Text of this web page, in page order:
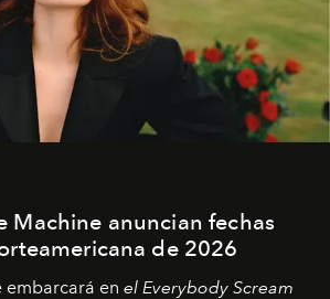
Machine anuncian fechas
de 2026
embarcará en el Everybody Scream